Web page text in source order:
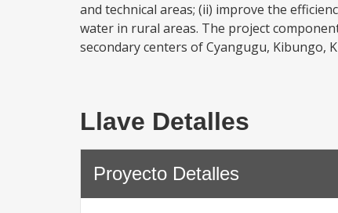
and technical areas; (ii) improve the
water in rural areas. The project
secondary centers of Cyangugu, Kibungo,
Llave Detalles
Proyecto Detalles